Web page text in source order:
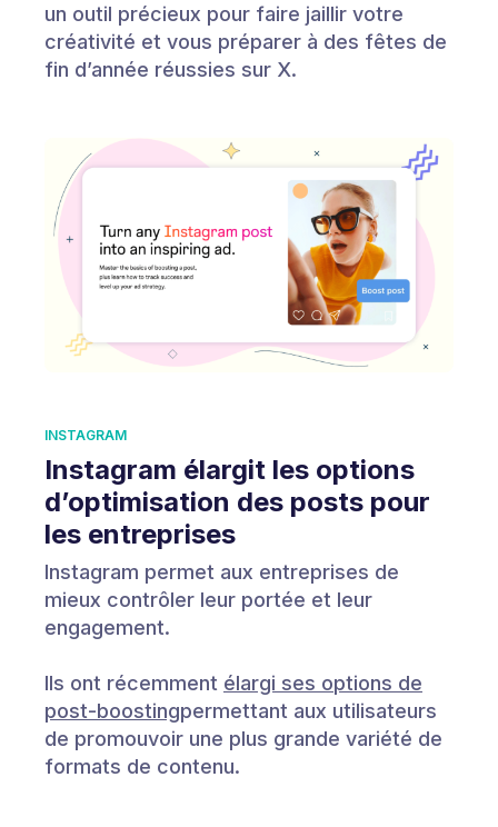
un outil précieux pour faire jaillir votre
créativité et vous préparer à des fêtes de
fin d’année réussies sur X.
INSTAGRAM
Instagram élargit les options
d’optimisation des posts pour
les entreprises
Instagram permet aux entreprises de
mieux contrôler leur portée et leur
engagement.
Ils ont récemment élargi ses options de
post-boostingpermettant aux utilisateurs
de promouvoir une plus grande variété de
formats de contenu.